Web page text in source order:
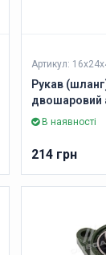
Артикул:
Рукав
двошаровий
(Dвнутр=16
В наявності
214 грн